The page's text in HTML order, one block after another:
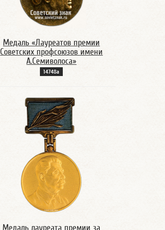
Медаль «Лауреатов премии
Советских профсоюзов имени
А.Семиволоса»
14748а
Медаль лауреата премии за